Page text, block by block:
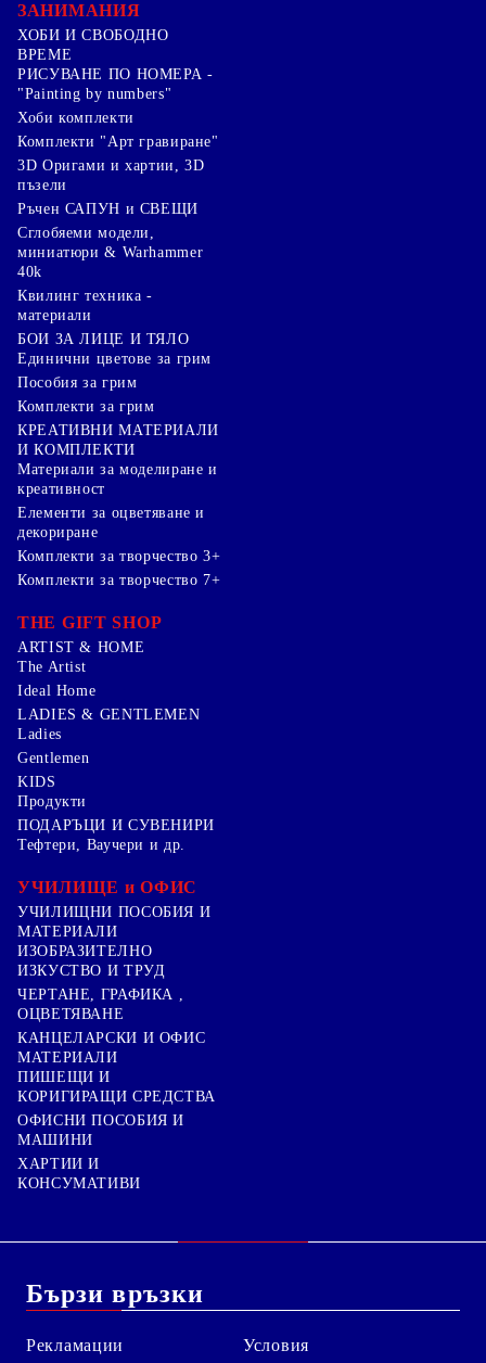
ЗАНИМАНИЯ
ХОБИ И СВОБОДНО
ВРЕМЕ
РИСУВАНЕ ПО НОМЕРА -
"Painting by numbers"
Хоби комплекти
Комплекти "Арт гравиране"
3D Оригами и хартии, 3D
пъзели
Ръчен САПУН и СВЕЩИ
Сглобяеми модели,
миниатюри & Warhammer
40k
Квилинг техника -
материали
БОИ ЗА ЛИЦЕ И ТЯЛО
Единични цветове за грим
Пособия за грим
Комплекти за грим
КРЕАТИВНИ МАТЕРИАЛИ
И КОМПЛЕКТИ
Mатериали за моделиране и
креативност
Елементи за оцветяване и
декориране
Комплекти за творчество 3+
Комплекти за творчество 7+
THE GIFT SHOP
ARTIST & HOME
The Artist
Ideal Home
LADIES & GENTLEMEN
Ladies
Gentlemen
KIDS
Продукти
ПОДАРЪЦИ И СУВЕНИРИ
Тефтери, Ваучери и др.
УЧИЛИЩЕ и ОФИС
УЧИЛИЩНИ ПОСОБИЯ И
МАТЕРИАЛИ
ИЗОБРАЗИТЕЛНО
ИЗКУСТВО И ТРУД
ЧЕРТАНЕ, ГРАФИКА ,
ОЦВЕТЯВАНЕ
КАНЦЕЛАРСКИ И ОФИС
МАТЕРИАЛИ
ПИШЕЩИ И
КОРИГИРАЩИ СРЕДСТВА
ОФИСНИ ПОСОБИЯ И
МАШИНИ
ХАРТИИ И
КОНСУМАТИВИ
Бързи връзки
Рекламации
Условия